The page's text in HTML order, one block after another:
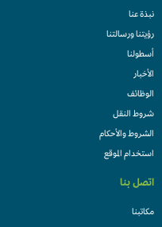
نبذة عنا
رؤيتنا ورسالتنا
أسطولنا
الأخبار
الوظائف
شروط النقل
الشروط والأحكام
استخدام الموقع
اتصل بنا
مكاتبنا